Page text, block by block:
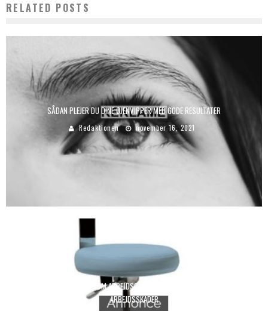
RELATED POSTS
SÅDAN PLEJER DU DINE ØJENVIPPER MED GODE RESULTATER
Redaktionen november 16, 2021
SÅDAN FORMINDSKER DU SOM ARBEJDSGIVER DINE MEDARBEJDERES RISIKO FOR
ARBEJDSSKADER